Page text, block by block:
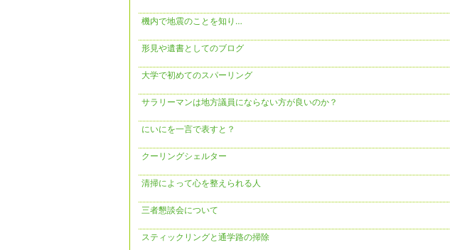
機内で地震のことを知り…
形見や遺書としてのブログ
大学で初めてのスパーリング
サラリーマンは地方議員にならない方が良いのか？
にいにを一言で表すと？
クーリングシェルター
清掃によって心を整えられる人
三者懇談会について
スティックリングと通学路の掃除